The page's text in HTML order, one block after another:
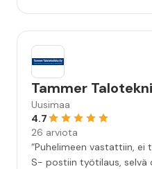
Tammer
Uusimaa
4.7
26 arviota
“Puhelimeen vastattiin, ei
S- postiin työtilaus, selvä